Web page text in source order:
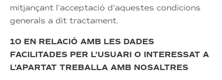
mitjançant l’acceptació d’aquestes condicions
generals a dit tractament.
10 EN RELACIÓ AMB LES DADES
FACILITADES PER L’USUARI O INTERESSAT A
L’APARTAT TREBALLA AMB NOSALTRES